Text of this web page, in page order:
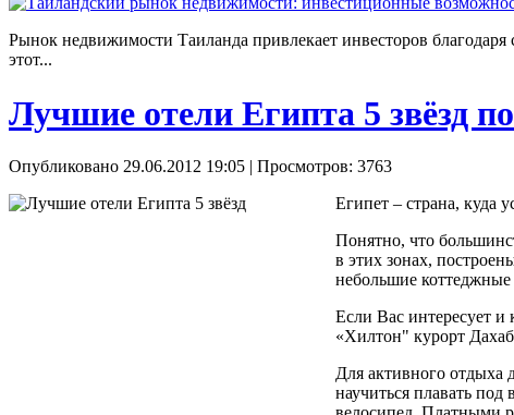
Рынок недвижимости Таиланда привлекает инвесторов
этот...
Лучшие отели Египта 5 звёзд
Опубликовано 29.06.2012 19:05 | Просмотров: 3763
Египет – страна, куда
Понятно, что
в этих зонах,
небольшие коттеджные
Если Вас интересует и
«Хилтон" курорт
Для активного отдыха
научиться плавать под